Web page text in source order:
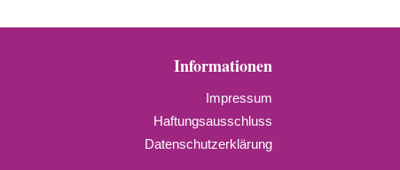
Informationen
Impressum
Haftungsausschluss
Datenschutzerklärung